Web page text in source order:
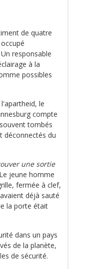
de quatre
responsable
à la
possibles
le
compte
tombés
déconnectés du
une sortie
jeune homme
fermée à clef,
déjà sauté
la porte était
dans un pays
de la planète,
de sécurité.